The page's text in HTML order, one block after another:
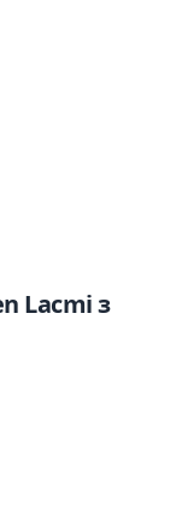
Lacmi з